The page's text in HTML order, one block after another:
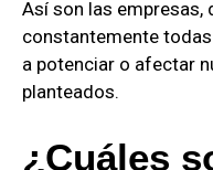
Así son las empresas,
constantemente
a potenciar o afectar
planteados.
¿Cuáles